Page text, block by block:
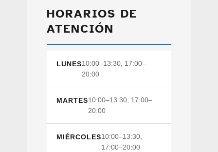
HORARIOS DE
ATENCIÓN
LUNES10:00–13:30, 17:00–
20:00
MARTES10:00–13:30, 17:00–
20:00
MIÉRCOLES10:00–13:30,
17:00–20:00